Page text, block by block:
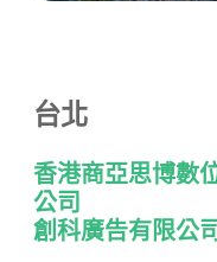
台北
香港商亞思博數
公司
創科廣告有限公